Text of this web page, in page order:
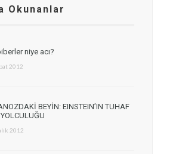
Okunanlar
niye acı?
2012
BEYİN: EINSTEIN’IN TUHAF
2012